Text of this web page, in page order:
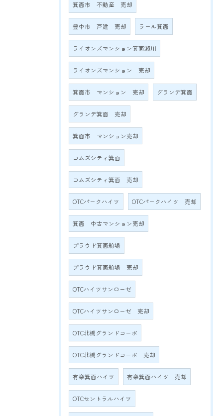
箕面市 不動産 売却
豊中市 戸建 売却 ラール箕面
ライオンズマンション箕面瀬川
ライオンズマンション 売却
箕面市 マンション 売却 グランデ箕面
グランデ箕面 売却
箕面市 マンション売却
コムズシティ箕面
コムズシティ箕面 売却
OTCパークハイツ OTCパークハイツ 売却
箕面 中古マンション売却
プラウド箕面船場
プラウド箕面船場 売却
OTCハイツサンローゼ
OTCハイツサンローゼ 売却
OTC北橋グランドコーポ
OTC北橋グランドコーポ 売却
有楽箕面ハイツ 有楽箕面ハイツ 売却
OTCセントラルハイツ